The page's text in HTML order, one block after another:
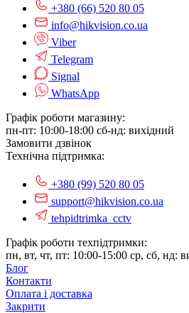
+380 (66) 520 80 05
info@hikvision.co.ua
Viber
Telegram
Signal
WhatsApp
Графік роботи магазину:
пн-пт: 10:00-18:00 сб-нд: вихідний
Замовити дзвінок
Технічна підтримка:
+380 (99) 520 80 05
support@hikvision.co.ua
tehpidtrimka_cctv
Графік роботи техпідтримки:
пн, вт, чт, пт: 10:00-15:00 ср, сб, нд:
Блог
Контакти
Оплата і доставка
Закрити